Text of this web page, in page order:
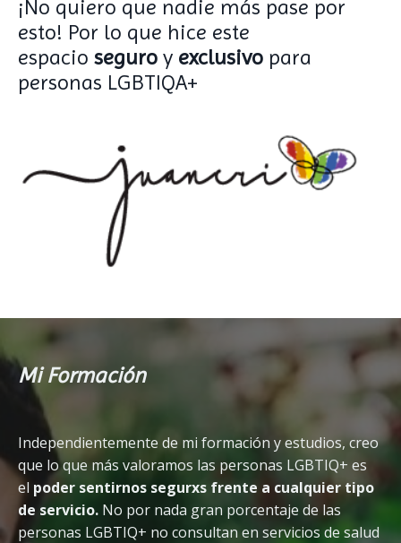
¡No quiero que nadie más pase por
esto! Por lo que hice este
espacio seguro y exclusivo para
personas LGBTIQA+
Mi Formación
Independientemente de mi formación y estudios, creo
que lo que más valoramos las personas LGBTIQ+ es
el poder sentirnos segurxs frente a cualquier tipo
de servicio. No por nada gran porcentaje de las
personas LGBTIQ+ no consultan en servicios de salud